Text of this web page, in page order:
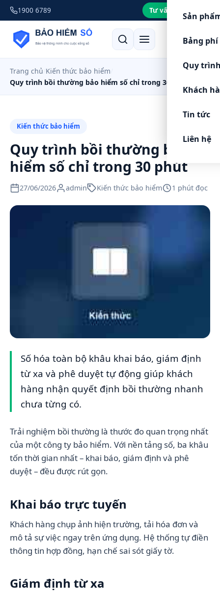
1900 6789 Tư vấn miễn phí
Sản
Bảng
Quy
Khách
Tin tức
Liên hệ
Trang chủ Kiến thức bảo hiểm
Quy trình bồi thường bảo hiểm số chỉ trong 30 phút
Kiến thức bảo hiểm
Quy trình bồi thường bảo
hiểm số chỉ trong 30 phút
27/06/2026 admin Kiến thức bảo hiểm 1 phút đọc
Số hóa toàn bộ khâu khai báo, giám định
từ xa và phê duyệt tự động giúp khách
hàng nhận quyết định bồi thường nhanh
chưa từng có.
Trải nghiệm bồi thường là thước đo quan trọng nhất
của một công ty bảo hiểm. Với nền tảng số, ba khâu
tốn thời gian nhất – khai báo, giám định và phê
duyệt – đều được rút gọn.
Khai báo trực tuyến
Khách hàng chụp ảnh hiện trường, tải hóa đơn và
mô tả sự việc ngay trên ứng dụng. Hệ thống tự điền
thông tin hợp đồng, hạn chế sai sót giấy tờ.
Giám định từ xa